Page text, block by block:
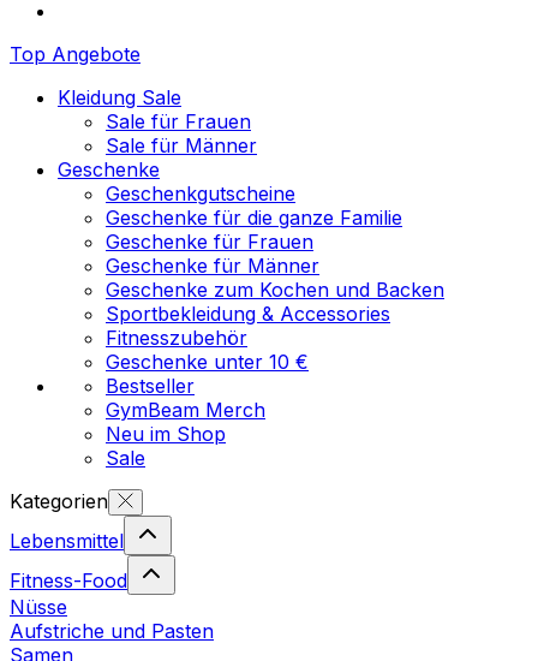
Top Angebote
Kleidung Sale
Sale für Frauen
Sale für Männer
Geschenke
Geschenkgutscheine
Geschenke für die ganze Familie
Geschenke für Frauen
Geschenke für Männer
Geschenke zum Kochen und Backen
Sportbekleidung & Accessories
Fitnesszubehör
Geschenke unter 10 €
Bestseller
GymBeam Merch
Neu im Shop
Sale
Kategorien
Lebensmittel
Fitness-Food
Nüsse
Aufstriche und Pasten
Samen